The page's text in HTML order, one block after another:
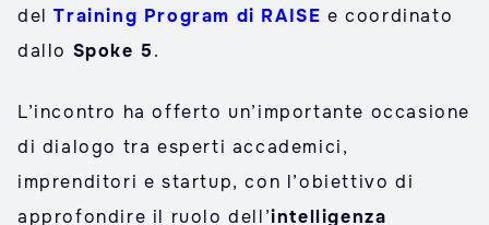
delTraining Program di RAISE e coordinato
dallo Spoke 5.
L’incontro ha offerto un’importante occasione
di dialogo tra esperti accademici,
imprenditori e startup, con l’obiettivo di
approfondire il ruolo dell’intelligenza